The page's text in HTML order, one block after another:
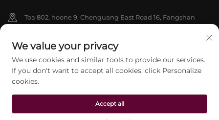
Toa 802, hoone 9, Chenguang East Road 16, Fangshan
+86-13911459627
[email protected]
Autoriõigus © 2026 Beijing Jontelaser Technology CO.,LTD. Kõik
õigused kaitstud. Privaatsuspoliitika
We value your privacy
We use cookies and similar tools to provide our services.
If you don't want to accept all cookies, click Personalize
cookies.
Accept all